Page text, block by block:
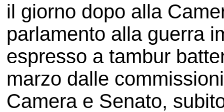
il giorno dopo alla
parlamento alla guerra
espresso a tambur
marzo dalle
Camera e Senato,